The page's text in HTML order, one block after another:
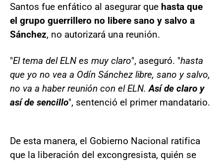
Santos fue enfático al asegurar que hasta que
el grupo guerrillero no libere sano y salvo a
Sánchez, no autorizará una reunión.
"El tema del ELN es muy claro", aseguró. "hasta
que yo no vea a Odín Sánchez libre, sano y salvo,
no va a haber reunión con el ELN.Así de claro y
así de sencillo", sentenció el primer mandatario.
De esta manera, el Gobierno Nacional ratifica
que la liberación del excongresista, quién se